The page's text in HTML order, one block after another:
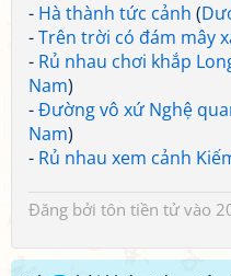
- Hà thành tức cảnh (
-Trên trời có đám mây
- Rủ nhau chơi khắp
Nam)
-Đường vô xứ Nghệ
Nam)
- Rủ nhau xem cảnh
Đăng bởi tôn tiền tửvào